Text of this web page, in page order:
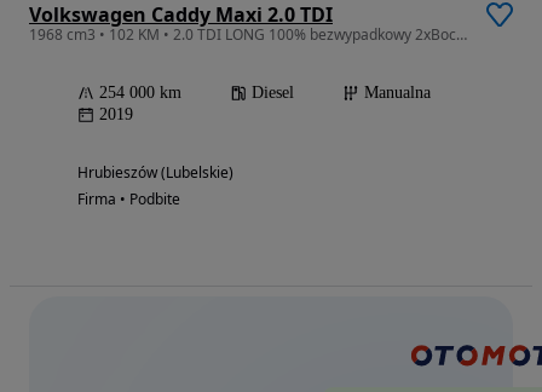
Volkswagen Caddy Maxi 2.0 TDI
1968 cm3 • 102 KM • 2.0 TDI LONG 100% bezwypadkowy 2xBoczne drzwi Bluetooth
254 000 km Diesel
Manualna
2019
Hrubieszów (Lubelskie)
Firma • Podbite